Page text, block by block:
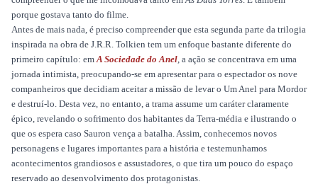
porque gostava tanto do filme.
Antes de mais nada, é preciso compreender que esta segunda parte da trilogia
inspirada na obra de J.R.R. Tolkien tem um enfoque bastante diferente do
primeiro capítulo: emA Sociedade do Anel, a ação se concentrava em uma
jornada intimista, preocupando-se em apresentar para o espectador os nove
companheiros que decidiam aceitar a missão de levar o Um Anel para Mordor
e destruí-lo. Desta vez, no entanto, a trama assume um caráter claramente
épico, revelando o sofrimento dos habitantes da Terra-média e ilustrando o
que os espera caso Sauron vença a batalha. Assim, conhecemos novos
personagens e lugares importantes para a história e testemunhamos
acontecimentos grandiosos e assustadores, o que tira um pouco do espaço
reservado ao desenvolvimento dos protagonistas.